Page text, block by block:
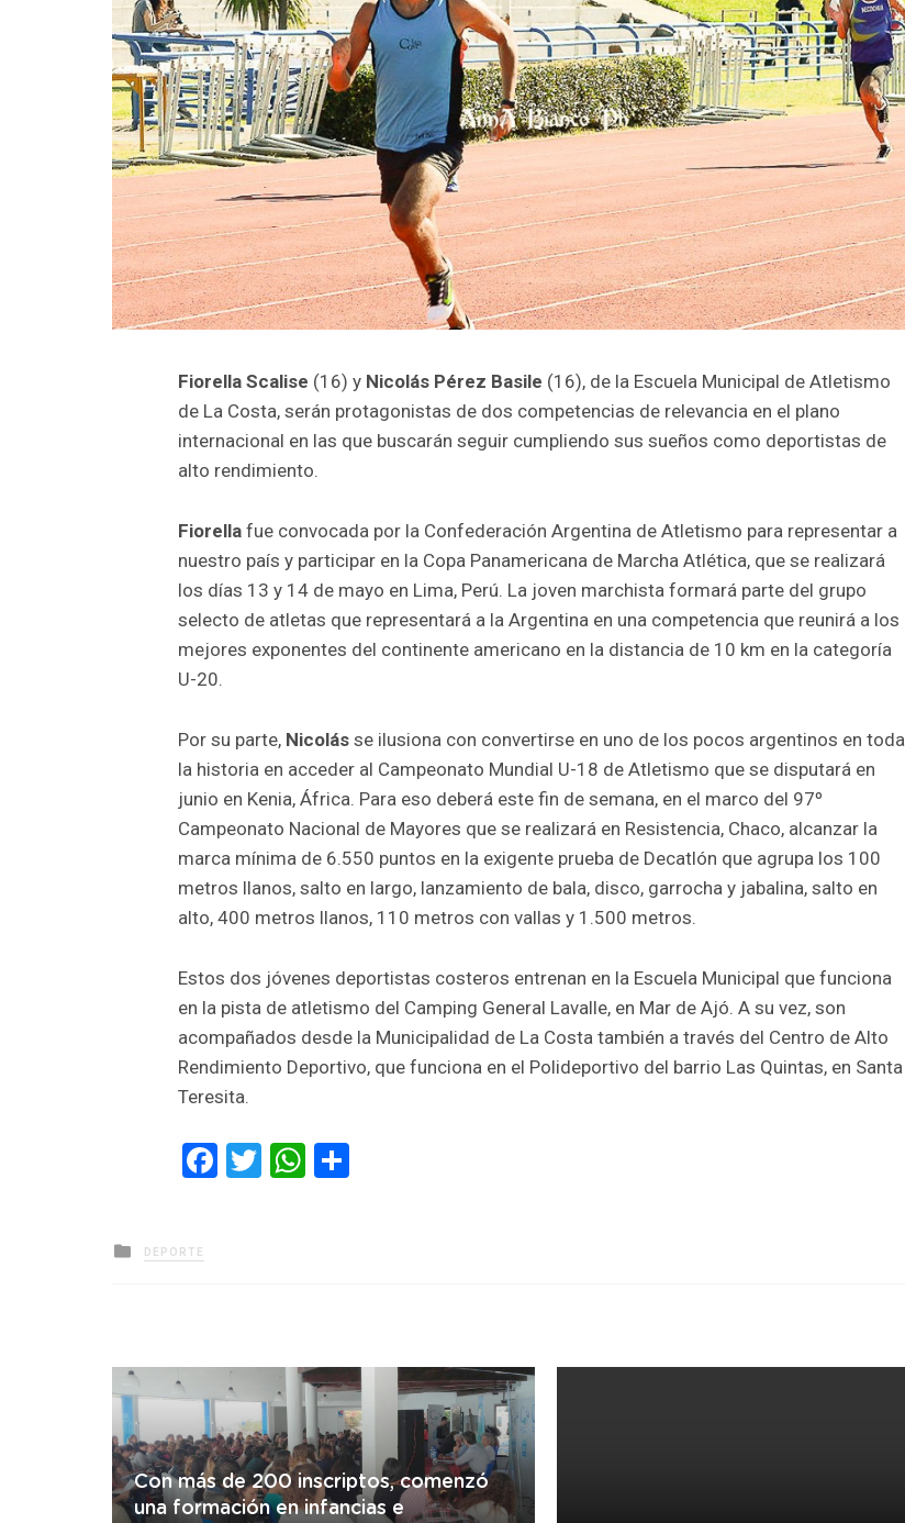
Fiorella Scalise (16) y Nicolás Pérez Basile (16), de la Escuela Municipal de Atletismo
de La Costa, serán protagonistas de dos competencias de relevancia en el plano
internacional en las que buscarán seguir cumpliendo sus sueños como deportistas de
alto rendimiento.
Fiorella fue convocada por la Confederación Argentina de Atletismo para representar a
nuestro país y participar en la Copa Panamericana de Marcha Atlética, que se realizará
los días 13 y 14 de mayo en Lima, Perú. La joven marchista formará parte del grupo
selecto de atletas que representará a la Argentina en una competencia que reunirá a los
mejores exponentes del continente americano en la distancia de 10 km en la categoría
U-20.
Por su parte, Nicolás se ilusiona con convertirse en uno de los pocos argentinos en toda
la historia en acceder al Campeonato Mundial U-18 de Atletismo que se disputará en
junio en Kenia, África. Para eso deberá este fin de semana, en el marco del 97º
Campeonato Nacional de Mayores que se realizará en Resistencia, Chaco, alcanzar la
marca mínima de 6.550 puntos en la exigente prueba de Decatlón que agrupa los 100
metros llanos, salto en largo, lanzamiento de bala, disco, garrocha y jabalina, salto en
alto, 400 metros llanos, 110 metros con vallas y 1.500 metros.
Estos dos jóvenes deportistas costeros entrenan en la Escuela Municipal que funciona
en la pista de atletismo del Camping General Lavalle, en Mar de Ajó. A su vez, son
acompañados desde la Municipalidad de La Costa también a través del Centro de Alto
Rendimiento Deportivo, que funciona en el Polideportivo del barrio Las Quintas, en Santa
Teresita.
Facebook
TwitterWhatsApp
Posted
in
DEPORTE
Con más de 200 inscriptos, comenzó
una formación en infancias e